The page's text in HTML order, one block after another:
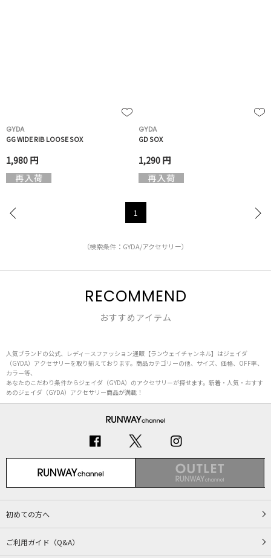
GYDA
GG WIDE RIB LOOSE SOX
1,980 円
GYDA
GD SOX
1,290 円
1
（検索条件：GYDA/アクセサリー）
RECOMMEND
おすすめアイテム
人気ブランドの公式、レディースファッション通販【ランウェイチャンネル】はジェイダ
（GYDA）アクセサリーを取り揃えております。商品カテゴリーの他、サイズ、価格、OFF率、
カラー等、
あなたのこだわり条件からジェイダ（GYDA）のアクセサリーが探せます。新着・人気・おすす
めのジェイダ（GYDA）アクセサリー商品が満載！
初めての方へ
ご利用ガイド（Q&A）